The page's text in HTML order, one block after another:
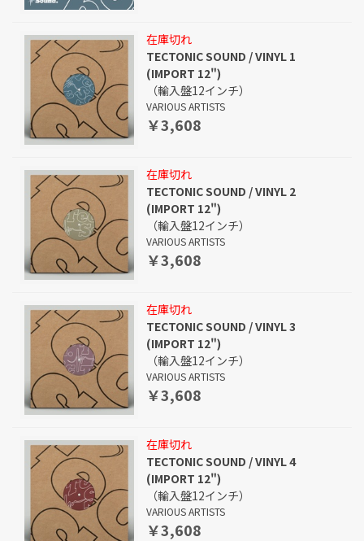
在庫切れ
TECTONIC SOUND / VINYL 1
(IMPORT 12")
（輸入盤12インチ）
VARIOUS ARTISTS
￥3,608
在庫切れ
TECTONIC SOUND / VINYL 2
(IMPORT 12")
（輸入盤12インチ）
VARIOUS ARTISTS
￥3,608
在庫切れ
TECTONIC SOUND / VINYL 3
(IMPORT 12")
（輸入盤12インチ）
VARIOUS ARTISTS
￥3,608
在庫切れ
TECTONIC SOUND / VINYL 4
(IMPORT 12")
（輸入盤12インチ）
VARIOUS ARTISTS
￥3,608